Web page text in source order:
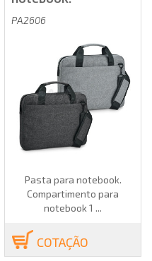
PA2606
Pasta para notebook.
Compartimento para
notebook 1 ...
COTAÇÃO